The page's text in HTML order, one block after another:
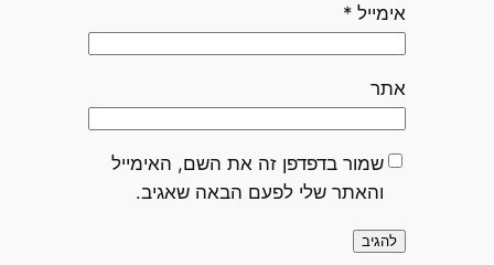
אימייל *
אתר
שמור בדפדפן זה את השם, האימייל
והאתר שלי לפעם הבאה שאגיב.